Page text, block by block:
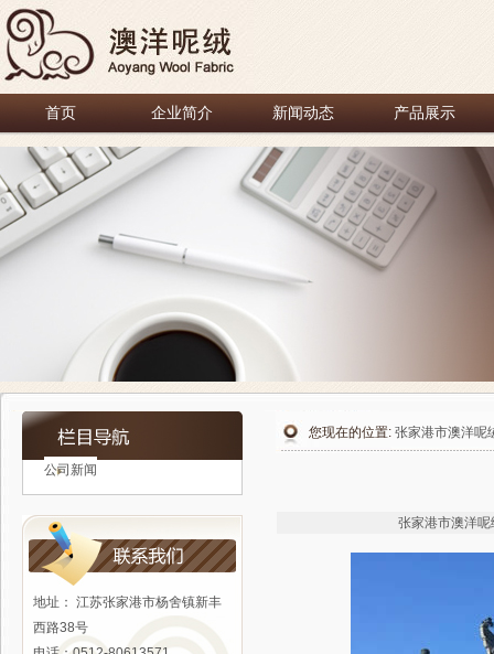
首页 企业简介 新闻动态 产品展示
公司新闻
地址： 江苏张家港市杨舍镇新丰
西路38号
您现在的位置: 张家港市澳洋呢
张家港市澳洋